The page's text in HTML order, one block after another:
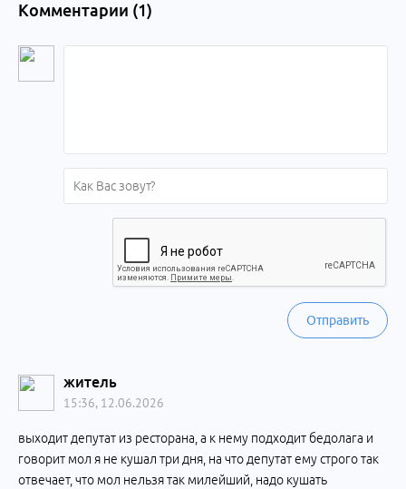
Комментарии (1)
Отправить
житель
15:36, 12.06.2026
выходит депутат из ресторана, а к нему подходит бедолага и
говорит мол я не кушал три дня, на что депутат ему строго так
отвечает, что мол нельзя так милейший, надо кушать